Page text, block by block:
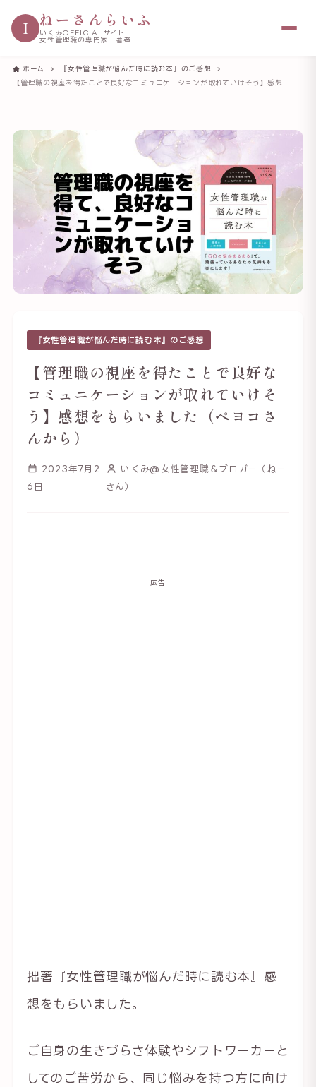
I ねーさんらいふ
いくみOFFICIALサイト
女性管理職の専門家・著者
ホーム
『女性管理職が悩んだ時に読む本』のご感想
【管理職の視座を得たことで良好なコミュニケーションが取れていけそう】感想をもらいました（ペヨコさんから）
『女性管理職が悩んだ時に読む本』のご感想
【管理職の視座を得たことで良好な
コミュニケーションが取れていけそ
う】感想をもらいました（ペヨコさ
んから）
2023年7月2
6日
いくみ@女性管理職＆ブロガー（ねー
さん）
広告
拙著『女性管理職が悩んだ時に読む本』感
想をもらいました。
ご自身の生きづらさ体験やシフトワーカーと
してのご苦労から、同じ悩みを持つ方に向け